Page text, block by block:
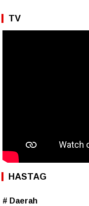
TV
HASTAG
# Daerah